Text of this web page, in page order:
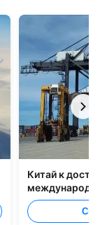
Китай к